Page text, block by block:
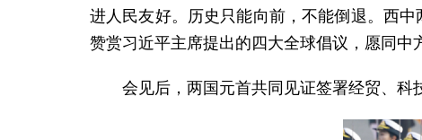
进人民友好。历史只能向前，不能倒退。西
赞赏习近平主席提出的四大全球倡议，愿同中
会见后，两国元首共同见证签署经贸、科